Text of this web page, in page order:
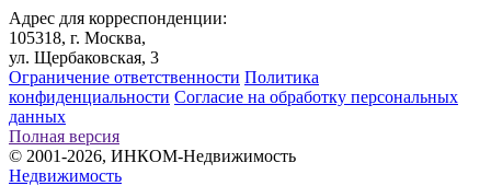
Адрес для корреспонденции:
105318, г. Москва,
ул. Щербаковская, 3
Ограничение ответственности Политика
конфиденциальности Согласие на обработку персональных
данных
Полная версия
© 2001-2026, ИНКОМ-Недвижимость
Недвижимость